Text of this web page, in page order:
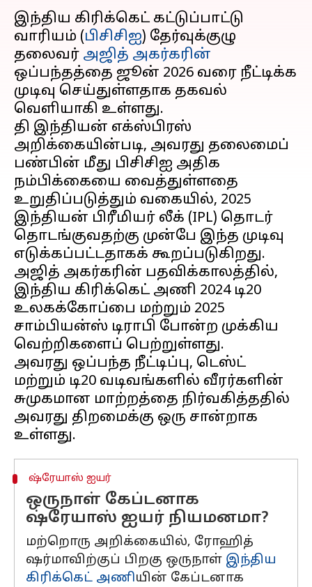
இந்திய கிரிக்கெட் கட்டுப்பாட்டு
வாரியம் (பிசிசிஐ) தேர்வுக்குழு
தலைவர் அஜித் அகர்கரின்
ஒப்பந்தத்தை ஜூன் 2026 வரை நீட்டிக்க
முடிவு செய்துள்ளதாக தகவல்
வெளியாகி உள்ளது.
தி இந்தியன் எக்ஸ்பிரஸ்
அறிக்கையின்படி, அவரது தலைமைப்
பண்பின் மீது பிசிசிஐ அதிக
நம்பிக்கையை வைத்துள்ளதை
உறுதிப்படுத்தும் வகையில், 2025
இந்தியன் பிரீமியர் லீக் (IPL) தொடர்
தொடங்குவதற்கு முன்பே இந்த முடிவு
எடுக்கப்பட்டதாகக் கூறப்படுகிறது.
அஜித் அகர்கரின் பதவிக்காலத்தில்,
இந்திய கிரிக்கெட் அணி 2024 டி20
உலகக்கோப்பை மற்றும் 2025
சாம்பியன்ஸ் டிராபி போன்ற முக்கிய
வெற்றிகளைப் பெற்றுள்ளது.
அவரது ஒப்பந்த நீட்டிப்பு, டெஸ்ட்
மற்றும் டி20 வடிவங்களில் வீரர்களின்
சுமுகமான மாற்றத்தை நிர்வகித்ததில்
அவரது திறமைக்கு ஒரு சான்றாக
ஷ்ரேயாஸ் ஐயர்
ஒருநாள் கேப்டனாக
ஷ்ரேயாஸ் ஐயர் நியமனமா?
மற்றொரு அறிக்கையில், ரோஹித்
ஷர்மாவிற்குப் பிறகு ஒருநாள் இந்திய
கிரிக்கெட் அணியின் கேப்டனாக